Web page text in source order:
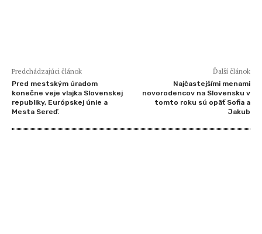
Predchádzajúci článok
Pred mestským úradom
konečne veje vlajka Slovenskej
republiky, Európskej únie a
Mesta Sereď.
Ďalší článok
Najčastejšími menami
novorodencov na Slovensku v
tomto roku sú opäť Sofia a
Jakub